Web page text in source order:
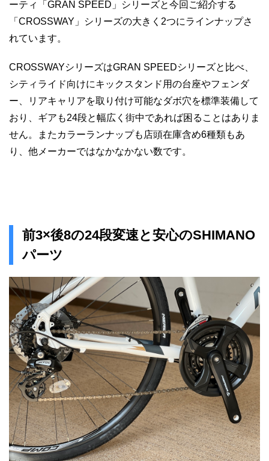
ーティ「GRAN SPEED」シリーズと今回ご紹介する
「CROSSWAY」シリーズの大きく2つにラインナップさ
れています。
CROSSWAYシリーズはGRAN SPEEDシリーズと比べ、
シティライド向けにキックスタンド用の台座やフェンダ
ー、リアキャリアを取り付け可能なダボ穴を標準装備して
おり、ギアも24段と幅広く街中であれば困ることはありま
せん。またカラーランナップも店頭在庫含め6種類もあ
り、他メーカーではなかなかない数です。
前3×後8の24段変速と安心のSHIMANO
パーツ